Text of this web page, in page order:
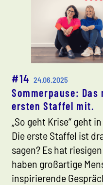
#14 24.06.2025
Sommerpause:
ersten Staffel mit.
„So geht Krise“ geht
Die erste Staffel ist
sagen? Es hat
haben großartige
inspirierende